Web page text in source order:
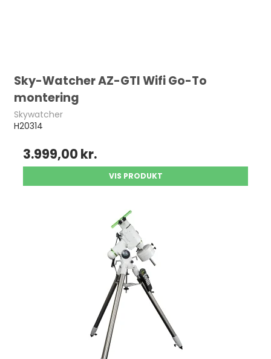
Sky-Watcher AZ-GTI Wifi Go-To
montering
Skywatcher
H20314
3.999,00 kr.
VIS PRODUKT